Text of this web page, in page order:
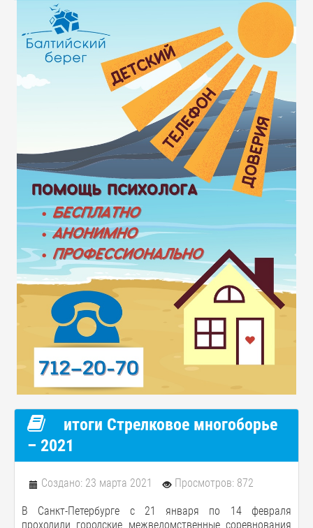
итоги Стрелковое многоборье
– 2021
Создано: 23 марта 2021 Просмотров: 872
В Санкт-Петербурге с 21 января по 14 февраля
проходили городские межведомственные соревнования